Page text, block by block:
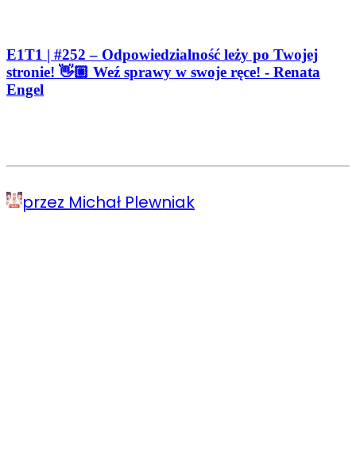
E1T1 | #252 – Odpowiedzialność leży po Twojej
stronie! 👋🏼 Weź sprawy w swoje ręce! - Renata
Engel
przez Michał Plewniak